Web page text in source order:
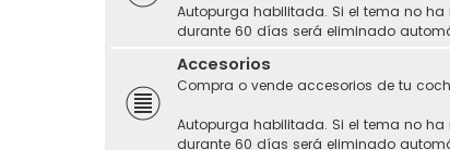
Autopurga habilitada. Si el tema no ha
durante 60 días será eliminado
Accesorios
Compra o vende accesorios de tu
Autopurga habilitada. Si el tema no ha
durante 60 días será eliminado